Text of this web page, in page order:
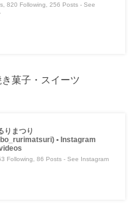
820 Following, 256 Posts - See
菓子・スイーツ
りまつり
• Instagram
Following, 86 Posts - See Instagram